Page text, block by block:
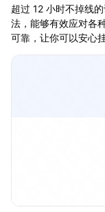
超过 12 小时不掉线
法，能够有效应对各
可靠，让你可以安心